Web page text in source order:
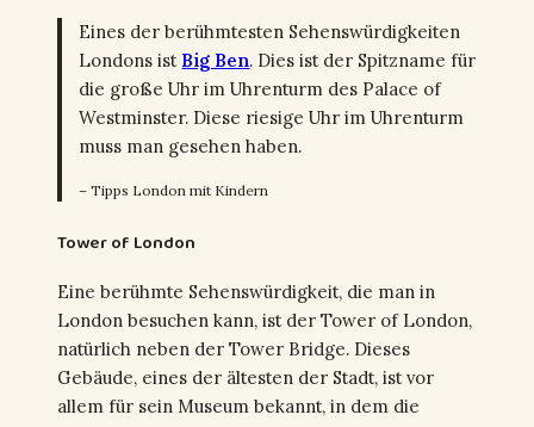
Eines der berühmtesten Sehenswürdigkeiten
Londons ist Big Ben. Dies ist der Spitzname für
die große Uhr im Uhrenturm des Palace of
Westminster. Diese riesige Uhr im Uhrenturm
muss man gesehen haben.
– Tipps London mit Kindern
Tower of London
Eine berühmte Sehenswürdigkeit, die man in
London besuchen kann, ist der Tower of London,
natürlich neben der Tower Bridge. Dieses
Gebäude, eines der ältesten der Stadt, ist vor
allem für sein Museum bekannt, in dem die